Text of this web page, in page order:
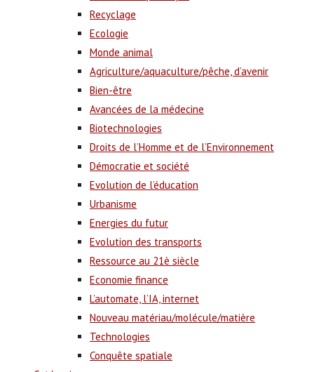
Recyclage
Ecologie
Monde animal
Agriculture/aquaculture/pêche, d’avenir
Bien-être
Avancées de la médecine
Biotechnologies
Droits de l’Homme et de l’Environnement
Démocratie et société
Evolution de l’éducation
Urbanisme
Energies du futur
Evolution des transports
Ressource au 21è siècle
Economie finance
L’automate, l’IA, internet
Nouveau matériau/molécule/matière
Technologies
Conquête spatiale